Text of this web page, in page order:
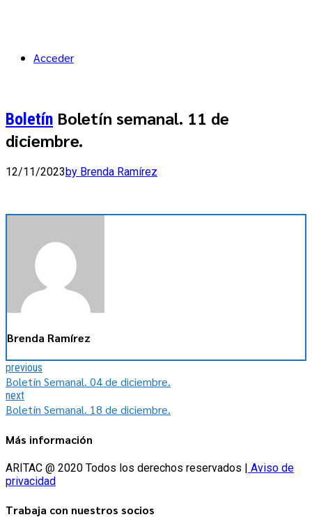
Acceder
Boletín Boletín semanal. 11 de
diciembre.
12/11/2023by Brenda Ramírez
Brenda Ramírez
previous
Boletín Semanal. 04 de diciembre.
next
Boletín Semanal. 18 de diciembre.
Más información
ARITAC @ 2020 Todos los derechos reservados | Aviso de
privacidad
Trabaja con nuestros socios